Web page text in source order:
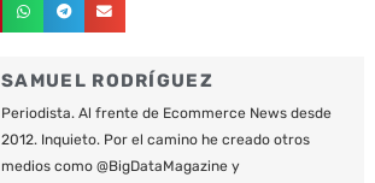
SAMUEL RODRÍGUEZ
Periodista. Al frente de Ecommerce News desde
2012. Inquieto. Por el camino he creado otros
medios como @BigDataMagazine y